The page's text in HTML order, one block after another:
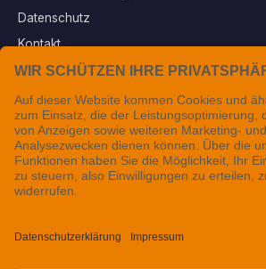
Datenschutz
Kontakt
Vertrag widerrufen
Sichere Zahlungsarten